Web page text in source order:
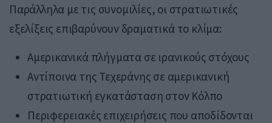
Παράλληλα με τις συνομιλίες, οι στρατιωτικές
εξελίξεις επιβαρύνουν δραματικά το κλίμα:
Αμερικανικά πλήγματα σε ιρανικούς στόχους
Αντίποινα της Τεχεράνης σε αμερικανική
στρατιωτική εγκατάσταση στον Κόλπο
Περιφερειακές επιχειρήσεις που αποδίδονται